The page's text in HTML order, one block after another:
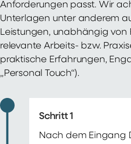
Anforderungen passt. Wir
Unterlagen unter anderem
Leistungen, unabhängig von
relevante Arbeits- bzw.
praktische Erfahrungen,
„Personal Touch“).
Schritt 1
Nach dem Eingang